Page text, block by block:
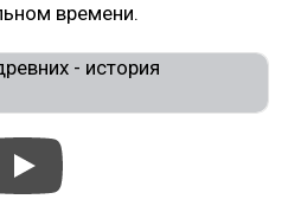
времени.